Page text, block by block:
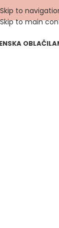
Skip to
Skip to main
OBLAČILA